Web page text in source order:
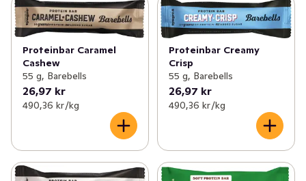
✓ Intim och underliv (62)
✓ Ansiktsvård (97)
✓ Kost och hälsa
✓ Förkylning
Vitaminer och kosttillskott
✓ Åldersgräns 18+ receptfria läkemedel (46)
Proteinbar Caramel
Cashew
55 g, Barebells
26,97 kr
490,36 kr /kg
Proteinbar Creamy
Crisp
55 g, Barebells
26,97 kr
490,36 kr /kg